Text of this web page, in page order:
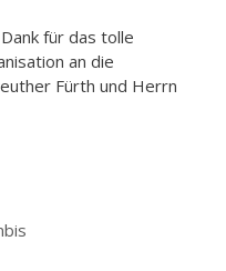
für das tolle
an die
Fürth und Herrn